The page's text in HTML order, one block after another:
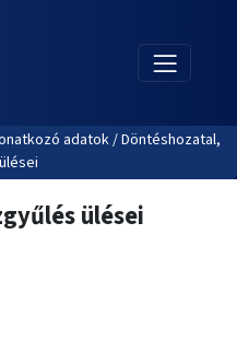
adatok / Döntéshozatal,
ülései